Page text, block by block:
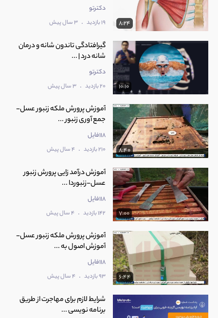
8:24
دکترتو
19 بازدید . 3 سال پیش
10:10
گیرافتادگی تاندون شانه و درمان
شانه درد | ...
دکترتو
20 بازدید . 3 سال پیش
8:40
آموزش پرورش ملکه زنبور عسل-
جمع آوری زنبور ...
118فایل
210 بازدید . 4 سال پیش
7:00
آموزش درآمد زایی پرورش زنبور
عسل-زنبوردا ...
118فایل
142 بازدید . 4 سال پیش
6:44
آموزش پرورش ملکه زنبور عسل-
آموزش اصول به ...
118فایل
93 بازدید . 4 سال پیش
شرایط لازم برای مهاجرت از طریق
برنامه نویسی ...